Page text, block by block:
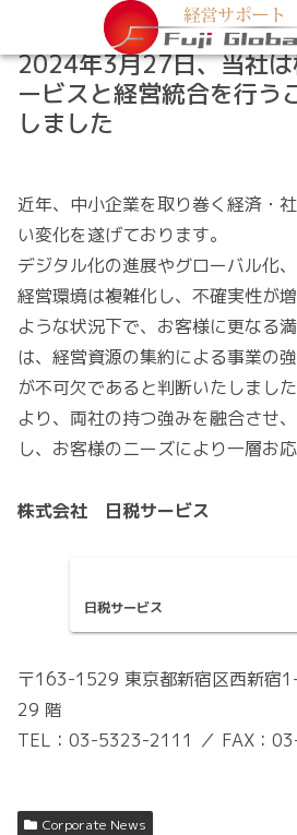
2024年3月27日、当社
ービスと経営統合を行う
しました
近年、中小企業を取り巻く経済・
い変化を遂げております。
デジタル化の進展やグローバル化
経営環境は複雑化し、不確実性が
ような状況下で、お客様に更なる
は、経営資源の集約による事業の
が不可欠であると判断いたしまし
より、両社の持つ強みを融合させ
し、お客様のニーズにより一層お
株式会社 日税サービス
日税サービス
〒163-1529 東京都新宿区西新宿
29 階
TEL：03-5323-2111 ／ FAX：
Corporate News